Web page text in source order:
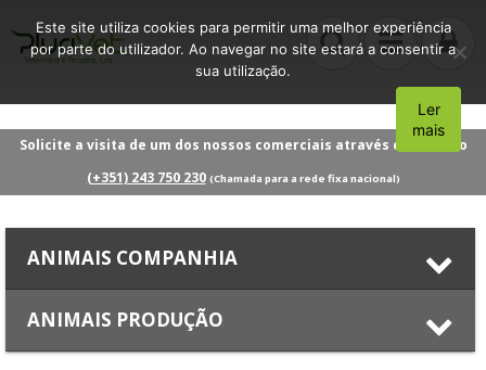
Solicite a visita de um dos nossos comerciais através do número
(+351) 243 750 230 (Chamada para a rede fixa nacional)
ANIMAIS COMPANHIA
ANIMAIS PRODUÇÃO
Este site utiliza cookies para permitir uma melhor experiência
por parte do utilizador. Ao navegar no site estará a consentir a
sua utilização.
Aceito
Ler
mais